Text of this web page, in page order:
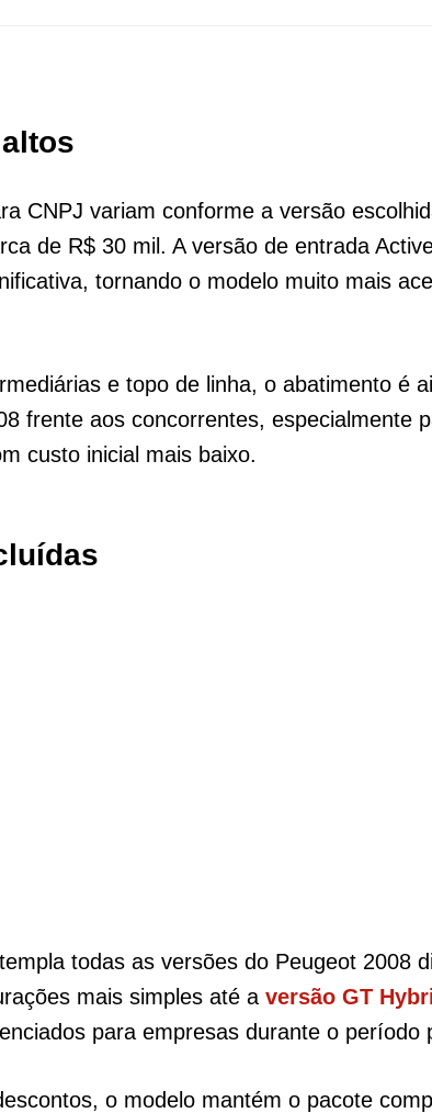
CNPJ variam conforme a versão
de R$ 30 mil. A versão de entrada
tornando o modelo muito mais
e topo de linha, o abatimento é
frente aos concorrentes, especialmente
custo inicial mais baixo.
todas as versões do Peugeot 2008
mais simples até a versão GT
para empresas durante o período
o modelo mantém o pacote